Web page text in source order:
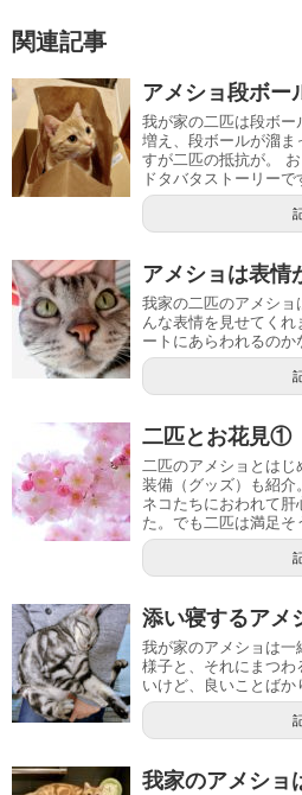
関連記事
アメショ段ボー
我が家の二匹は段ボ
増え、段ボールが溜
すが二匹の抵抗が。
ドタバタストーリーで
アメショは表情
我家の二匹のアメショ
んな表情を見せてく
ートにあらわれるのか
二匹とお花見①
二匹のアメショとは
装備（グッズ）も紹介
ネコたちにおわれて肝
た。でも二匹は満足そ
添い寝するアメ
我が家のアメショは
様子と、それにまつ
いけど、良いことばか
我家のアメショ